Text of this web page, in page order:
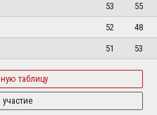
53
55
52
48
51 53
таблицу